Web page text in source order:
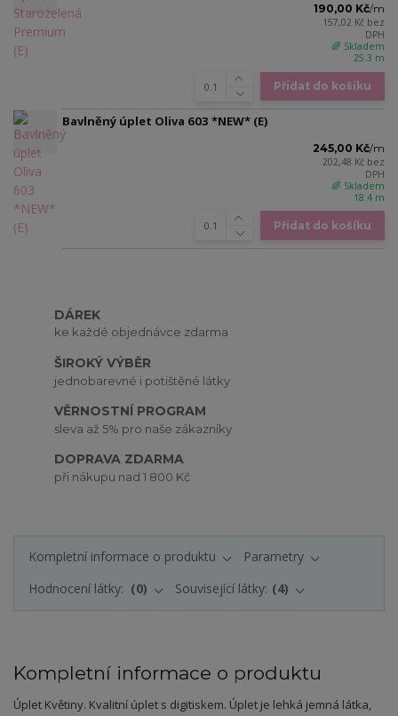
190,00 Kč/m
157,02 Kč bez
DPH
🌈 Skladem
25.3 m
Přidat do košíku
Bavlněný úplet Oliva 603 *NEW* (E)
245,00 Kč/m
202,48 Kč bez
DPH
🌈 Skladem
18.4 m
Přidat do košíku
DÁREK
ke každé objednávce zdarma
ŠIROKÝ VÝBĚR
jednobarevné i potištěné látky
VĚRNOSTNÍ PROGRAM
sleva až 5% pro naše zákazníky
DOPRAVA ZDARMA
při nákupu nad 1 800 Kč
Kompletní informace o produktu
Parametry
Hodnocení látky:
0 Související látky: 4
Kompletní informace o produktu
Úplet Květiny. Kvalitní úplet s digitiskem. Úplet je lehká jemná látka,